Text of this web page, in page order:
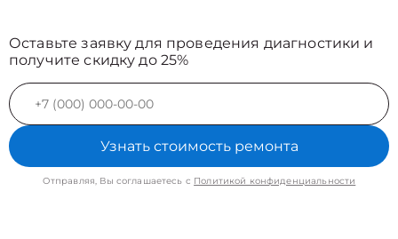
Оставьте заявку для проведения диагностики и
получите скидку до 25%
Узнать стоимость ремонта
Отправляя, Вы соглашаетесь с Политикой конфиденциальности